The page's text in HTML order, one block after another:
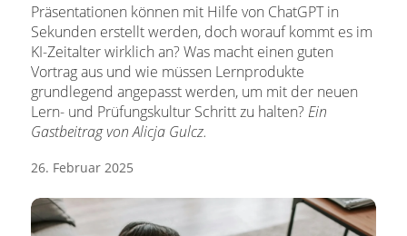
Präsentationen können mit Hilfe von ChatGPT in
Sekunden erstellt werden, doch worauf kommt es im
KI-Zeitalter wirklich an? Was macht einen guten
Vortrag aus und wie müssen Lernprodukte
grundlegend angepasst werden, um mit der neuen
Lern- und Prüfungskultur Schritt zu halten? Ein
Gastbeitrag von Alicja Gulcz.
26. Februar 2025